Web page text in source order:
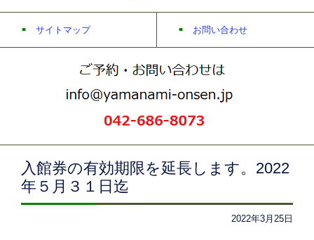
サイトマップ お問い合わせ
入館券の有効期限を延長します。2022
年５月３１日迄
2022年3月25日